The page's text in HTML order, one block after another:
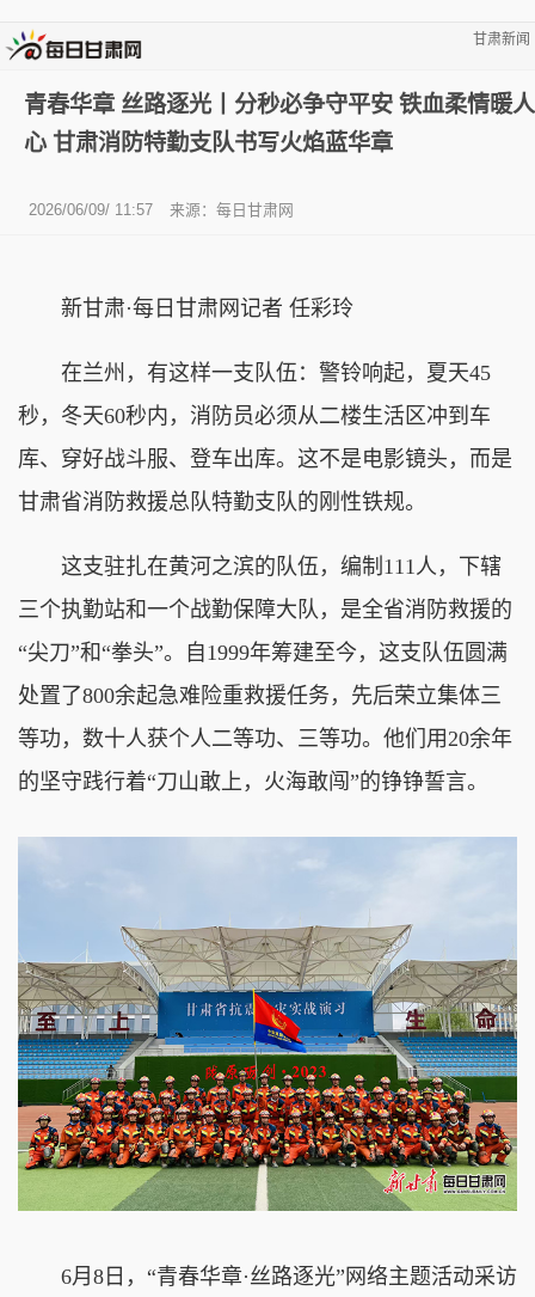
甘肃新闻
青春华章 丝路逐光丨分秒必争守平安 铁血柔情暖人
心 甘肃消防特勤支队书写火焰蓝华章
2026/06/09/ 11:57 来源： 每日甘肃网
新甘肃·每日甘肃网记者 任彩玲
在兰州，有这样一支队伍：警铃响起，夏天45
秒，冬天60秒内，消防员必须从二楼生活区冲到车
库、穿好战斗服、登车出库。这不是电影镜头，而是
甘肃省消防救援总队特勤支队的刚性铁规。
这支驻扎在黄河之滨的队伍，编制111人，下辖
三个执勤站和一个战勤保障大队，是全省消防救援的
“尖刀”和“拳头”。自1999年筹建至今，这支队伍圆满
处置了800余起急难险重救援任务，先后荣立集体三
等功，数十人获个人二等功、三等功。他们用20余年
的坚守践行着“刀山敢上，火海敢闯”的铮铮誓言。
6月8日，“青春华章·丝路逐光”网络主题活动采访